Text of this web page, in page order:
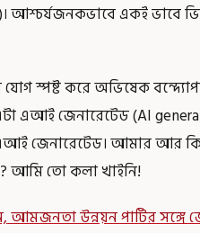
একই ভাবে
স্পষ্ট করে অভিষেক
এআই জেনারেটেড (AI
জেনারেটেড। আমার আর
আমি তো কলা খাইনি!
আমজনতা উন্নয়ন পার্টির